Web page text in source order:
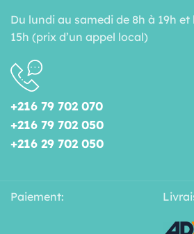
Du lundi au samedi de 8h à 19h
15h (prix d’un appel local)
+216 79 702 070
+216 79 702 050
+216 29 702 050
Paiement: